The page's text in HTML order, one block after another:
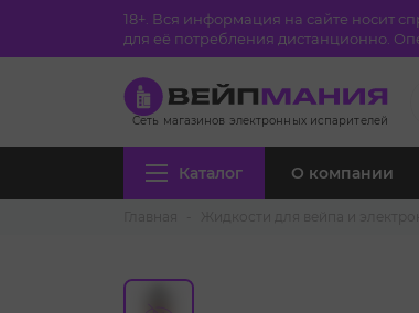
18+. Вся информация на сайте носит
для её потребления дистанционно.
Сеть магазинов электронных испарителей
Каталог О компании